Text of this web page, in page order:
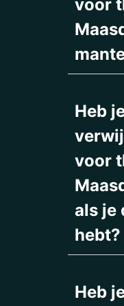
voor
Heb
voor
als je
hebt?
Heb